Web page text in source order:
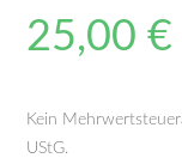
25,00€
Kein
UStG.